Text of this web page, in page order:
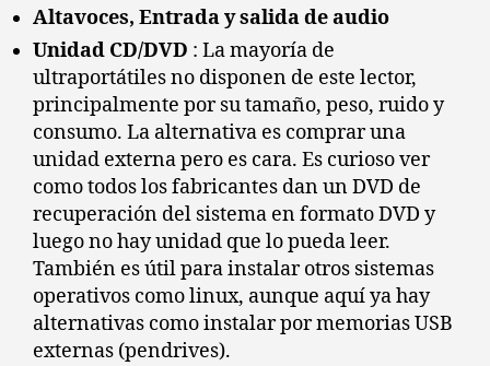
Altavoces, Entrada y salida de audio
Unidad CD/DVD : La mayoría de
ultraportátiles no disponen de este lector,
principalmente por su tamaño, peso, ruido y
consumo. La alternativa es comprar una
unidad externa pero es cara. Es curioso ver
como todos los fabricantes dan un DVD de
recuperación del sistema en formato DVD y
luego no hay unidad que lo pueda leer.
También es útil para instalar otros sistemas
operativos como linux, aunque aquí ya hay
alternativas como instalar por memorias USB
externas (pendrives).